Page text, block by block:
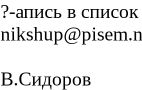
?-апись в
В.Сидоров